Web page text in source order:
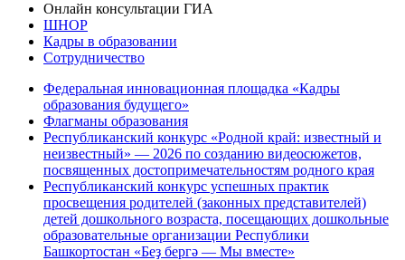
Онлайн консультации ГИА
ШНОР
Кадры в образовании
Сотрудничество
Федеральная инновационная площадка «Кадры
образования будущего»
Флагманы образования
Республиканский конкурс «Родной край: известный и
неизвестный» — 2026 по созданию видеосюжетов,
посвященных достопримечательностям родного края
Республиканский конкурс успешных практик
просвещения родителей (законных представителей)
детей дошкольного возраста, посещающих дошкольные
образовательные организации Республики
Башкортостан «Беҙ бергә — Мы вместе»